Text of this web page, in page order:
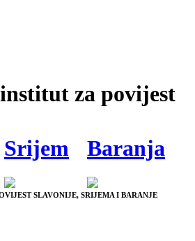
za povijest
Srijem Baranja
SLAVONIJE, SRIJEMA I BARANJE